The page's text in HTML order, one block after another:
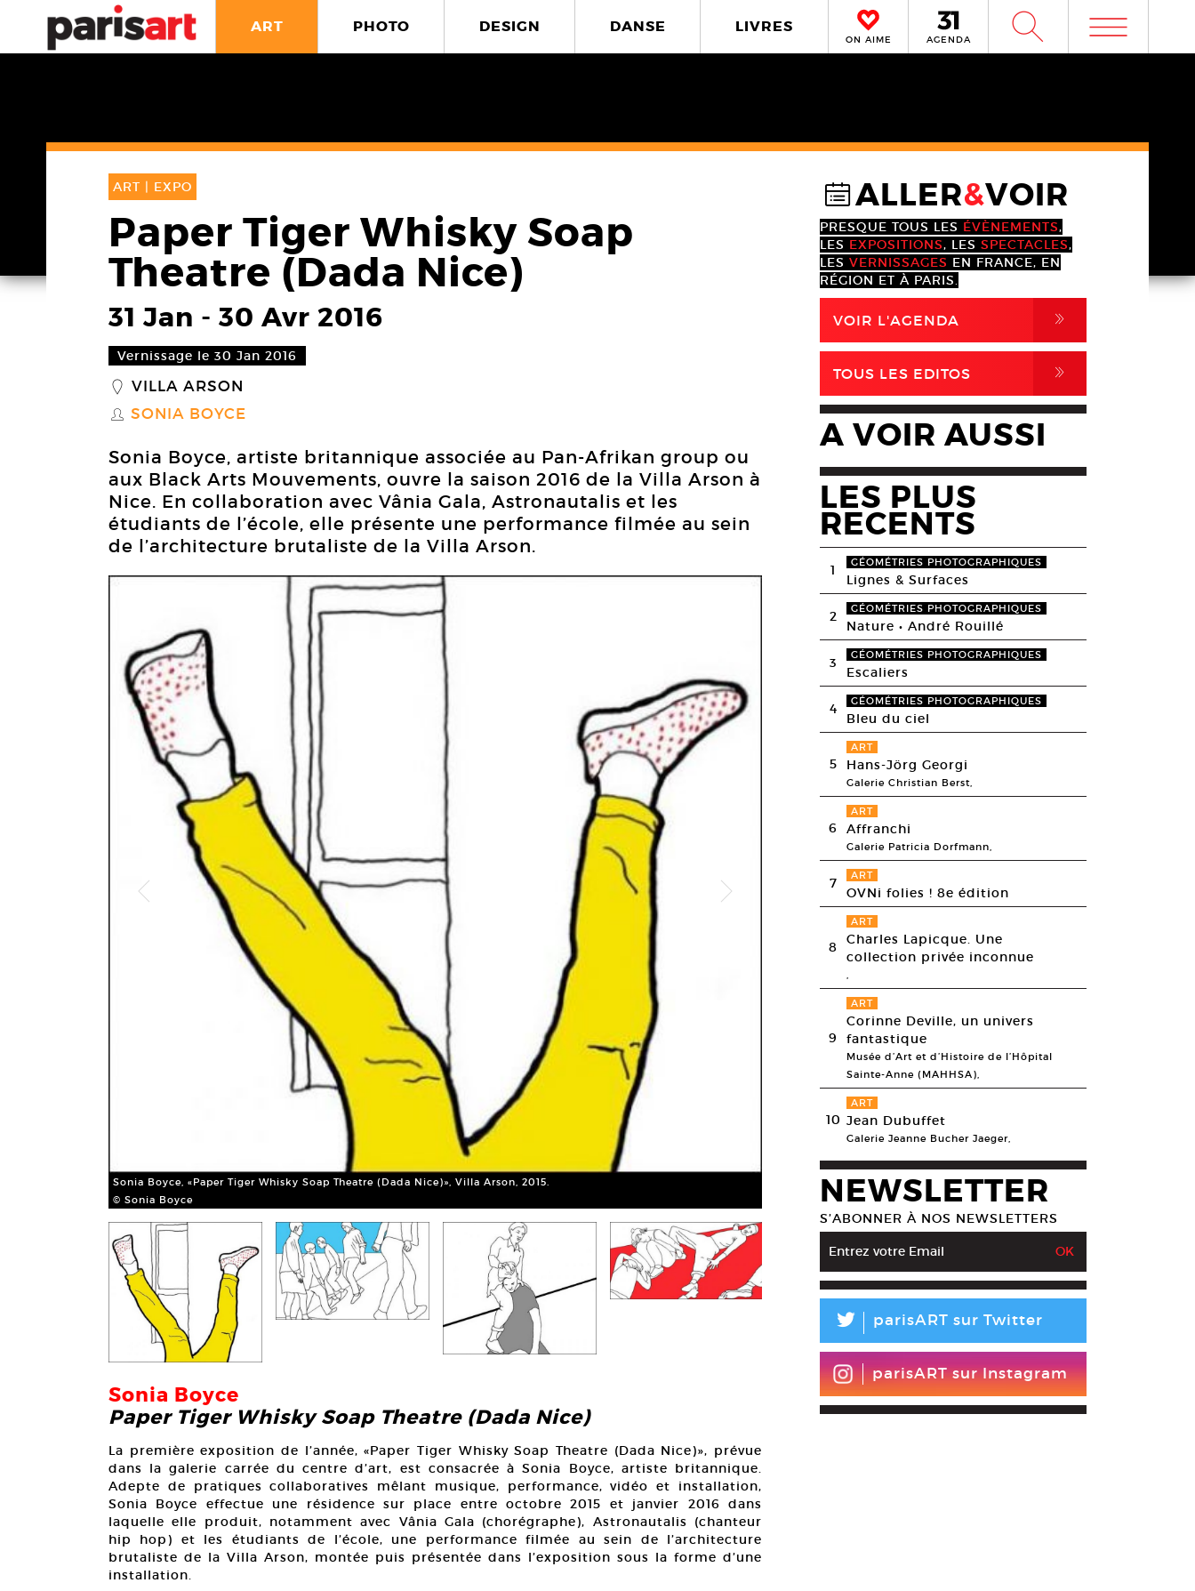
ART PHOTO DESIGN DANSE LIVRES
ON AIME AGENDA W m
ART | EXPO
Paper Tiger Whisky Soap
Theatre (Dada Nice)
31 Jan - 30 Avr 2016
Vernissage le 30 Jan 2016
_ VILLA ARSON
S SONIA BOYCE
Sonia Boyce, artiste britannique associée au Pan-Afrikan group ou
aux Black Arts Mouvements, ouvre la saison 2016 de la Villa Arson à
Nice. En collaboration avec Vânia Gala, Astronautalis et les
étudiants de l’école, elle présente une performance filmée au sein
de l’architecture brutaliste de la Villa Arson.
Sonia Boyce, «Paper Tiger Whisky Soap Theatre (Dada Nice)», Villa Arson, 2015.
© Sonia Boyce
Sonia Boyce, «Paper Tiger Whisky Soap Theatre (Dada Nice)», Villa Arson,
Sonia Boyce
Paper Tiger Whisky Soap Theatre (Dada Nice)
La première exposition de l’année, «Paper Tiger Whisky Soap Theatre (Dada Nice)», prévue
dans la galerie carrée du centre d’art, est consacrée à Sonia Boyce, artiste britannique.
Adepte de pratiques collaboratives mêlant musique, performance, vidéo et installation,
Sonia Boyce effectue une résidence sur place entre octobre 2015 et janvier 2016 dans
laquelle elle produit, notamment avec Vânia Gala (chorégraphe), Astronautalis (chanteur
hip hop) et les étudiants de l’école, une performance filmée au sein de l’architecture
brutaliste de la Villa Arson, montée puis présentée dans l’exposition sous la forme d’une
installation.
@ALLER&VOIR
PRESQUE TOUS LES ÉVÈNEMENTS,
LES EXPOSITIONS, LES SPECTACLES,
LES VERNISSAGES EN FRANCE, EN
RÉGION ET À PARIS.
VOIR L'AGENDA ,
TOUS LES EDITOS ,
A VOIR AUSSI
LES PLUS
RECENTS
1 GÉOMÉTRIES PHOTOGRAPHIQUES
Lignes & Surfaces
2 GÉOMÉTRIES PHOTOGRAPHIQUES
Nature • André Rouillé
3 GÉOMÉTRIES PHOTOGRAPHIQUES
Escaliers
4 GÉOMÉTRIES PHOTOGRAPHIQUES
Bleu du ciel
5
ART
Hans-Jörg Georgi
Galerie Christian Berst,
6
ART
Affranchi
Galerie Patricia Dorfmann,
7 ART
OVNi folies ! 8e édition
8
ART
Charles Lapicque. Une
collection privée inconnue
,
9
ART
Corinne Deville, un univers
fantastique
Musée d’Art et d’Histoire de l’Hôpital
Sainte-Anne (MAHHSA),
10
ART
Jean Dubuffet
Galerie Jeanne Bucher Jaeger,
NEWSLETTER
S’ABONNER À NOS NEWSLETTERS
L parisART sur Twitter
parisART sur Instagram